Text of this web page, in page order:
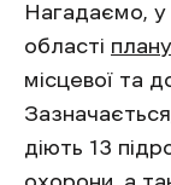
Нагадаємо, у
області
місцевої та
діють 13